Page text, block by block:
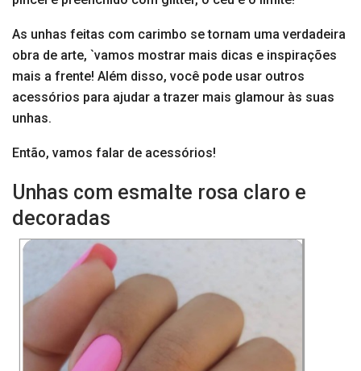
As unhas feitas com carimbo se tornam uma verdadeira
obra de arte, `vamos mostrar mais dicas e inspirações
mais a frente! Além disso, você pode usar outros
acessórios para ajudar a trazer mais glamour às suas
unhas.
Então, vamos falar de acessórios!
Unhas com esmalte rosa claro e
decoradas